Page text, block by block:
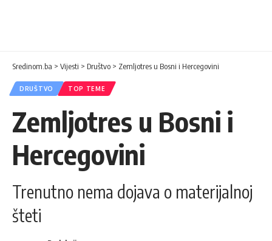
Sredinom.ba > Vijesti > Društvo > Zemljotres u Bosni i Hercegovini
DRUŠTVO TOP TEME
Zemljotres u Bosni i
Hercegovini
Trenutno nema dojava o materijalnoj
šteti